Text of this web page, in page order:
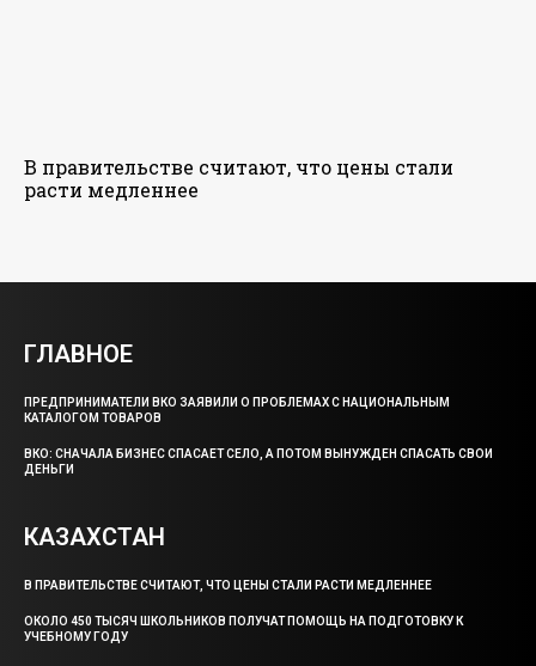
В правительстве считают, что цены стали
расти медленнее
ГЛАВНОЕ
ПРЕДПРИНИМАТЕЛИ ВКО ЗАЯВИЛИ О ПРОБЛЕМАХ С НАЦИОНАЛЬНЫМ
КАТАЛОГОМ ТОВАРОВ
ВКО: СНАЧАЛА БИЗНЕС СПАСАЕТ СЕЛО, А ПОТОМ ВЫНУЖДЕН СПАСАТЬ СВОИ
ДЕНЬГИ
КАЗАХСТАН
В ПРАВИТЕЛЬСТВЕ СЧИТАЮТ, ЧТО ЦЕНЫ СТАЛИ РАСТИ МЕДЛЕННЕЕ
ОКОЛО 450 ТЫСЯЧ ШКОЛЬНИКОВ ПОЛУЧАТ ПОМОЩЬ НА ПОДГОТОВКУ К
УЧЕБНОМУ ГОДУ